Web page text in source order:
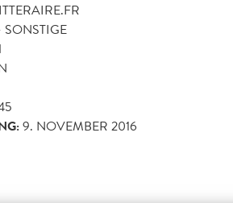
9. NOVEMBER 2016